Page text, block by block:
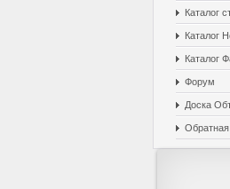
Каталог
Каталог
Каталог
Форум
Доска
Обратная